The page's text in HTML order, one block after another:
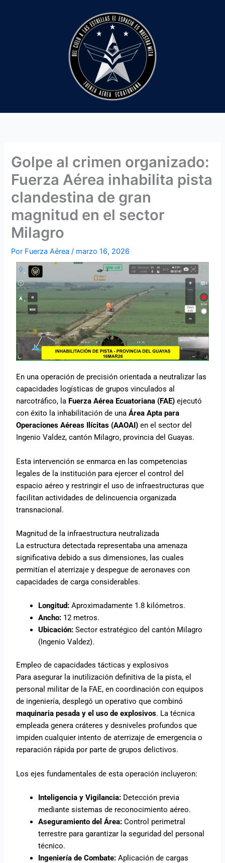
Golpe al crimen organizado:
Fuerza Aérea inhabilita pista
clandestina de gran
magnitud en el sector
Milagro
Por Fuerza Aérea/ marzo 16, 2026
En una operación de precisión orientada a neutralizar las
capacidades logísticas de grupos vinculados al
narcotráfico, la Fuerza Aérea Ecuatoriana (FAE) ejecutó
con éxito la inhabilitación de unaÁrea Apta para
Operaciones Aéreas Ilícitas (AAOAI) en el sector del
Ingenio Valdez, cantón Milagro, provincia del Guayas.
Esta intervención se enmarca en las competencias
legales de la institución para ejercer el control del
espacio aéreo y restringir el uso de infraestructuras que
facilitan actividades de delincuencia organizada
transnacional.
Magnitud de la infraestructura neutralizada
La estructura detectada representaba una amenaza
significativa debido a sus dimensiones, las cuales
permitían el aterrizaje y despegue de aeronaves con
capacidades de carga considerables.
Longitud: Aproximadamente 1.8 kilómetros.
Ancho: 12 metros.
Ubicación: Sector estratégico del cantón Milagro
(Ingenio Valdez).
Empleo de capacidades tácticas y explosivos
Para asegurar la inutilización definitiva de la pista, el
personal militar de la FAE, en coordinación con equipos
de ingeniería, desplegó un operativo que combinó
maquinaria pesada y el uso de explosivos. La técnica
empleada genera cráteres y desniveles profundos que
impiden cualquier intento de aterrizaje de emergencia o
reparación rápida por parte de grupos delictivos.
Los ejes fundamentales de esta operación incluyeron:
Inteligencia y Vigilancia: Detección previa
mediante sistemas de reconocimiento aéreo.
Aseguramiento del Área: Control perimetral
terrestre para garantizar la seguridad del personal
técnico.
Ingeniería de Combate: Aplicación de cargas